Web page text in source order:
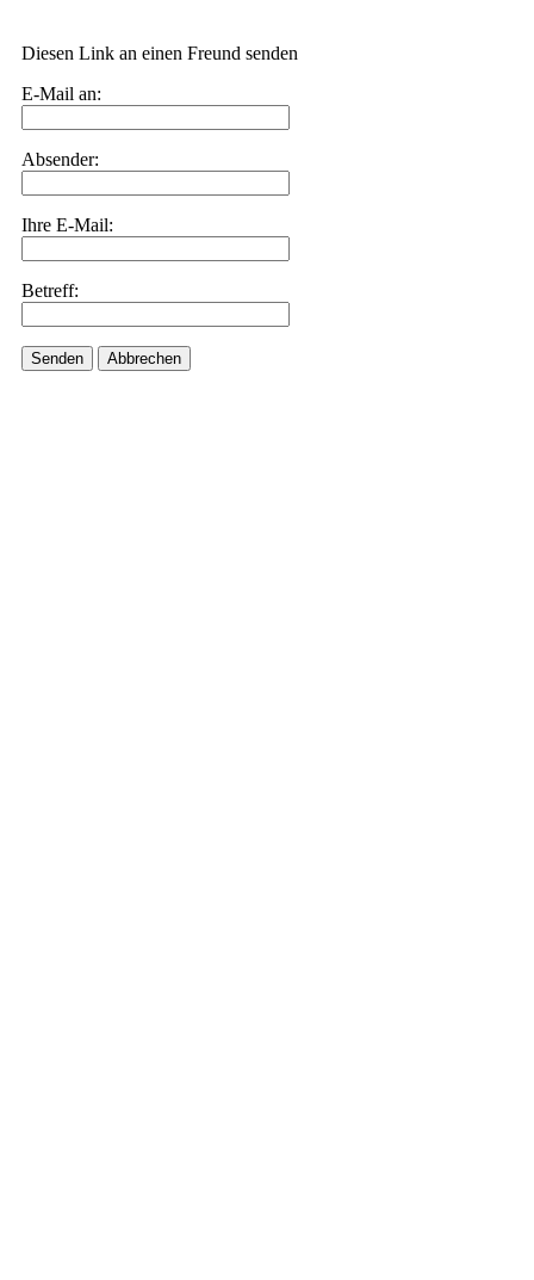
Diesen Link an einen Freund senden
E-Mail an:
Absender:
Ihre E-Mail:
Betreff:
Senden Abbrechen